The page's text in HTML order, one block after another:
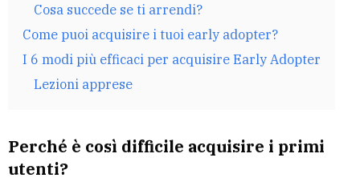
Cosa succede se ti arrendi?
Come puoi acquisire i tuoi early adopter?
I 6 modi più efficaci per acquisire Early Adopter
Lezioni apprese
Perché è così difficile acquisire i primi
utenti?